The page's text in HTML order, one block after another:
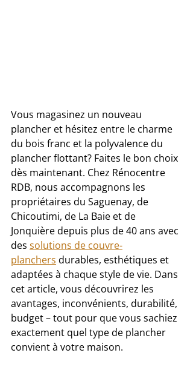
Vous magasinez un nouveau
plancher et hésitez entre le charme
du bois franc et la polyvalence du
plancher flottant? Faites le bon choix
dès maintenant. Chez Rénocentre
RDB, nous accompagnons les
propriétaires du Saguenay, de
Chicoutimi, de La Baie et de
Jonquière depuis plus de 40 ans avec
des solutions de couvre-
planchers durables, esthétiques et
adaptées à chaque style de vie. Dans
cet article, vous découvrirez les
avantages, inconvénients, durabilité,
budget – tout pour que vous sachiez
exactement quel type de plancher
convient à votre maison.